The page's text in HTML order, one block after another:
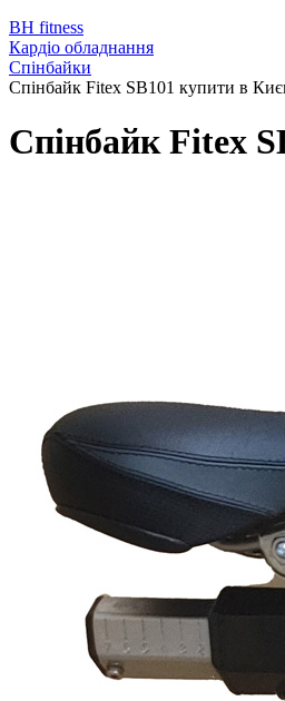
BH fitness
Кардіо обладнання
Спінбайки
Спінбайк Fitex SB101 купити в
Спінбайк Fitex